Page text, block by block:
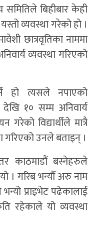
समितिले बिहीबार केही
व्यवस्था गरेको हो ।
छात्रवृतिका नाममा
व्यवस्था गरिएको
हो त्यसले नपाएको
१० सम्म अनिवार्य
विद्यार्थीले मात्रै
गरिएको उनले बताइन् ।
तर काठमाडौं बस्नेहरुले
। गरिब भन्यौँ अरु नाम
प्राइभेट पढेकालाई
रहेकाले यो व्यवस्था